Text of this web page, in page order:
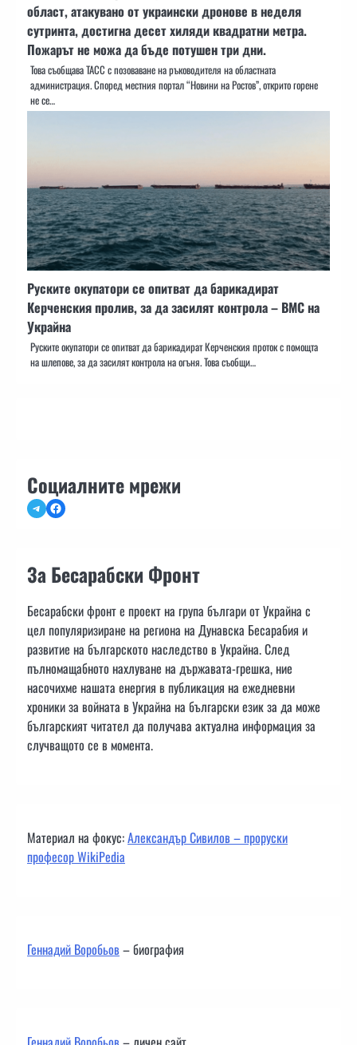
област, атакувано от украински дронове в неделя
сутринта, достигна десет хиляди квадратни метра.
Пожарът не можа да бъде потушен три дни.
Това съобщава ТАСС с позоваване на ръководителя на областната
администрация. Според местния портал “Новини на Ростов”, открито горене
не се…
Руските окупатори се опитват да барикадират
Керченския пролив, за да засилят контрола – ВМС на
Украйна
Руските окупатори се опитват да барикадират Керченския проток с помощта
на шлепове, за да засилят контрола на огъня. Това съобщи…
Социалните мрежи
TelegramFacebook
За Бесарабски Фронт
Бесарабски фронт е проект на група българи от Украйна с
цел популяризиране на региона на Дунавска Бесарабия и
развитие на българското наследство в Украйна. След
пълномащабното нахлуване на държавата-грешка, ние
насочихме нашата енергия в публикация на ежедневни
хроники за войната в Украйна на български език за да може
българският читател да получава актуална информация за
случващото се в момента.
Материал на фокус:Александър Сивилов – проруски
професор WikiPedia
Геннадий Воробьов– биография